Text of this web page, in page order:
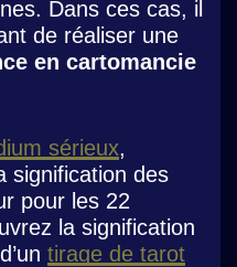
Dans ces cas, il
de réaliser une
en cartomancie
sérieux,
signification des
pour les 22
la signification
tirage de tarot